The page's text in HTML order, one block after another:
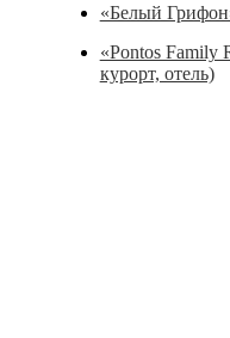
«Белый
«Pontos Family
курорт, отель)